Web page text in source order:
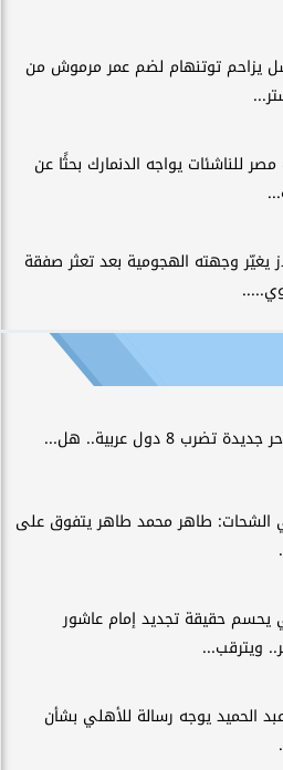
يزاحم توتنهام لضم عمر مرموش من
للناشئات يواجه الدنمارك بحثًا عن
يغيّر وجهته الهجومية بعد تعثر صفقة
تضرب 8 دول عربية.. هل...
الشحات: طاهر محمد طاهر يتفوق على
يحسم حقيقة تجديد إمام عاشور
ويترقب...
الحميد يوجه رسالة للأهلي بشأن